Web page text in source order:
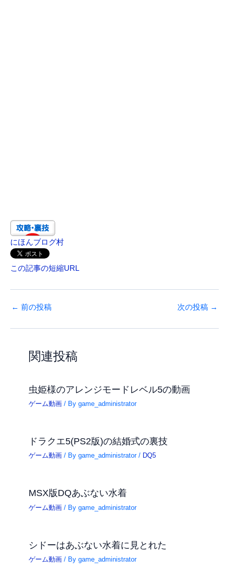
にほんブログ村
この記事の短縮URL
← 前の投稿 次の投稿 →
関連投稿
虫姫様のアレンジモードレベル5の動画
ゲーム動画 / Bygame_administrator
ドラクエ5(PS2版)の結婚式の裏技
ゲーム動画 / Bygame_administrator/ DQ5
MSX版DQあぶない水着
ゲーム動画 / Bygame_administrator
シドーはあぶない水着に見とれた
ゲーム動画 / Bygame_administrator